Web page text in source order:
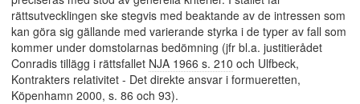
rättsutvecklingen ske stegvis med beaktande av de intressen som
kan göra sig gällande med varierande styrka i de typer av fall som
kommer under domstolarnas bedömning (jfr bl.a. justitierådet
Conradis tillägg i rättsfallet NJA 1966 s. 210 och Ulfbeck,
Kontrakters relativitet - Det direkte ansvar i formueretten,
Köpenhamn 2000, s. 86 och 93).